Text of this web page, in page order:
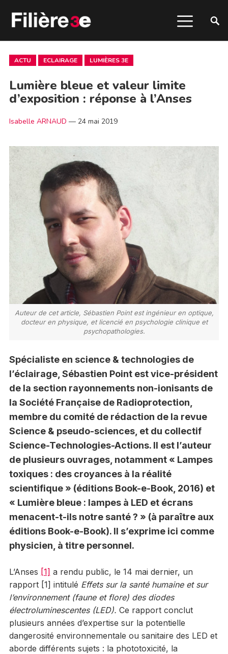
ACTU ECLAIRAGE LUMIÈRES 3E
Lumière bleue et valeur limite
d’exposition : réponse à l’Anses
Isabelle ARNAUD — 24 mai 2019
Auteur de cet article, Sébastien Point est ingénieur en optique,
docteur en physique, et licencié en psychologie clinique et
psychopathologies.
Spécialiste en science & technologies de
l’éclairage, Sébastien Point est vice-président
de la section rayonnements non-ionisants de
la Société Française de Radioprotection,
membre du comité de rédaction de la revue
Science & pseudo-sciences, et du collectif
Science-Technologies-Actions. Il est l’auteur
de plusieurs ouvrages, notamment « Lampes
toxiques : des croyances à la réalité
scientifique » (éditions Book-e-Book, 2016) et
« Lumière bleue : lampes à LED et écrans
menacent-t-ils notre santé ? » (à paraître aux
éditions Book-e-Book). Il s’exprime ici comme
physicien, à titre personnel.
L’Anses [1] a rendu public, le 14 mai dernier, un
rapport [1] intitulé Effets sur la santé humaine et sur
l’environnement (faune et flore) des diodes
électroluminescentes (LED). Ce rapport conclut
plusieurs années d’expertise sur la potentielle
dangerosité environnementale ou sanitaire des LED et
aborde différents sujets : la phototoxicité, la